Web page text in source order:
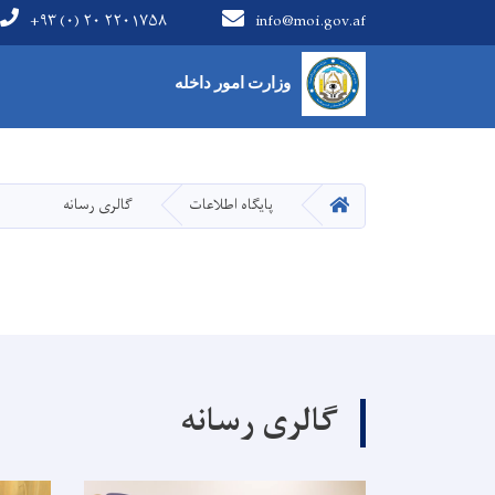
info@moi.gov.af +۹۳ (۰) ۲۰ ۲۲۰۱۷۵۸
وزارت امور داخلهMain Menu
HOME پایگاه اطلاعات گالری رسانه
گالری رسانه